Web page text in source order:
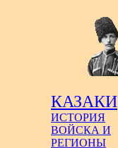
КАЗАКИ
ИСТОРИЯ
ВОЙСКА И
РЕГИОНЫ